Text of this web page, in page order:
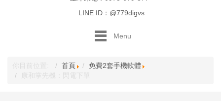
LINE ID：@779digvs
Menu
你目前位置: 首頁
免費2套手機軟體
康和掌先機：閃電下單